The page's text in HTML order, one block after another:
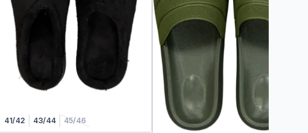
41/42 43/44 45/46